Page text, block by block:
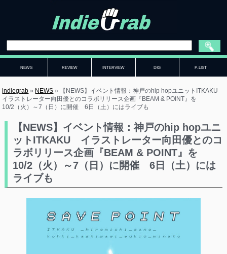
NEWS REVIEW INTERVIEW DIG P-LIST
indiegrab » NEWS »
【NEWS】イベント情報：神戸のhip hopユニットITKAKU
イラストレーター向田優とのコラボリリース企画『BEAM & POINT』を
10/2（火）～7（日）に開催 6日（土）にはライブも
【NEWS】イベント情報：神戸のhip hopユニ
ットITKAKU イラストレーター向田優とのコ
ラボリリース企画『BEAM & POINT』を
10/2（火）～7（日）に開催 6日（土）には
ライブも